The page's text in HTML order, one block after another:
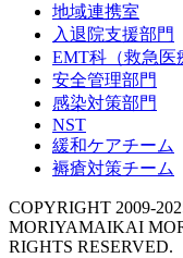
地域連携室
入退院支援部門
EMT科（救急医
安全管理部門
感染対策部門
NST
緩和ケアチーム
褥瘡対策チーム
COPYRIGHT 2009-
MORIYAMAIKAI
RIGHTS RESERVED.